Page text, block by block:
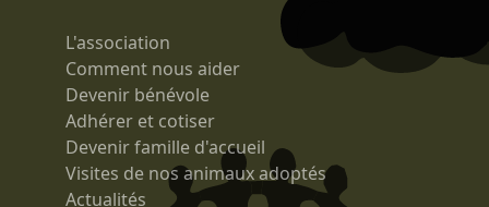
L'association
Comment nous aider
Devenir bénévole
Adhérer et cotiser
Devenir famille d'accueil
Visites de nos animaux adoptés
Actualités